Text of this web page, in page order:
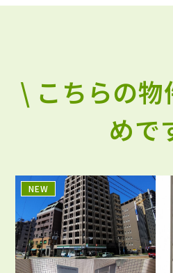
\ こちらの物
めで
NEW